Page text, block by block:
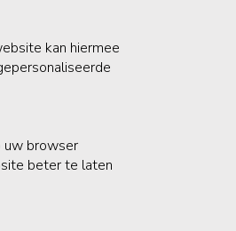
kan hiermee
uw browser
beter te laten